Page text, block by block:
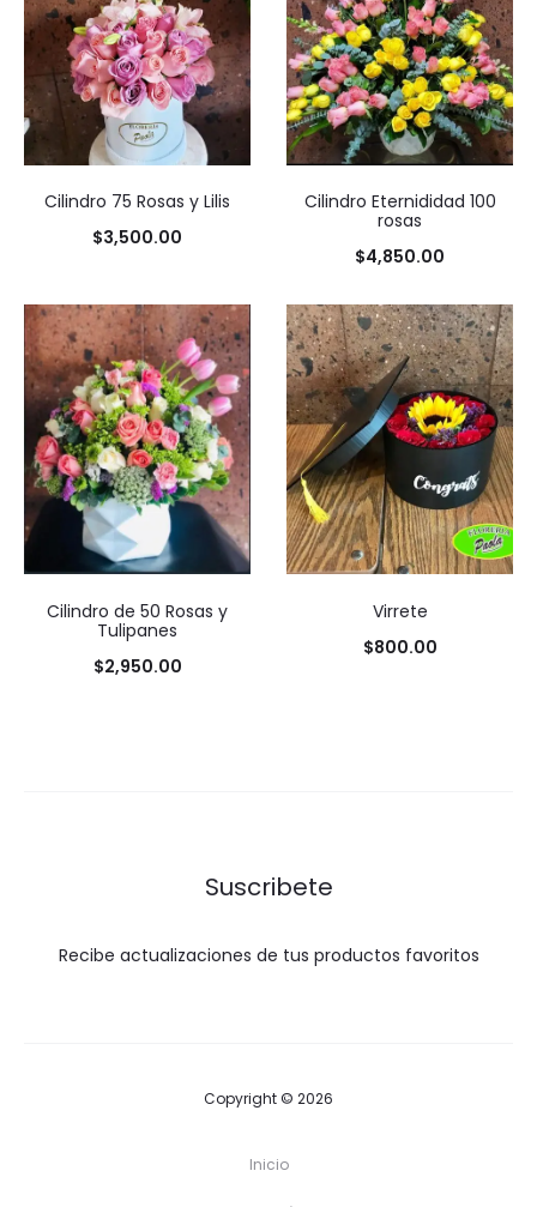
Cilindro 75 Rosas y Lilis
$3,500.00
Cilindro Eternididad 100
rosas
$4,850.00
Cilindro de 50 Rosas y
Tulipanes
$2,950.00
Virrete
$800.00
Suscribete
Recibe actualizaciones de tus productos favoritos
Copyright © 2026
Inicio